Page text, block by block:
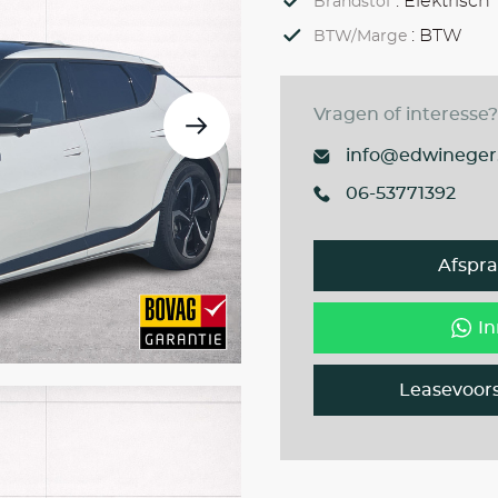
BTW/Marge : BTW
Vragen of interesse?
06-53771392